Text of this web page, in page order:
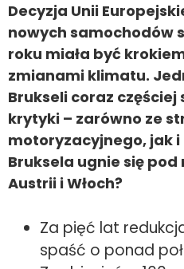
Decyzja Unii
nowych samochodów
roku miała być
zmianami klimatu.
Brukseli coraz częściej
krytyki – zarówno ze
motoryzacyjnego, jak
Bruksela ugnie się
Austrii i Włoch?
Za pięć lat
spaść o ponad